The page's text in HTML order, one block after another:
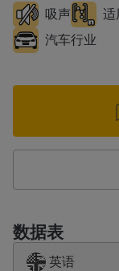
吸声 适
汽车行业
数据表
英语